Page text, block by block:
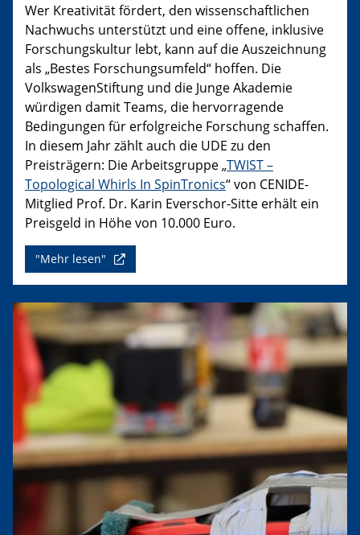
Wer Kreativität fördert, den wissenschaftlichen
Nachwuchs unterstützt und eine offene, inklusive
Forschungskultur lebt, kann auf die Auszeichnung
als „Bestes Forschungsumfeld“ hoffen. Die
VolkswagenStiftung und die Junge Akademie
würdigen damit Teams, die hervorragende
Bedingungen für erfolgreiche Forschung schaffen.
In diesem Jahr zählt auch die UDE zu den
Preisträgern: Die Arbeitsgruppe „TWIST –
Topological Whirls In SpinTronics“ von CENIDE-
Mitglied Prof. Dr. Karin Everschor-Sitte erhält ein
Preisgeld in Höhe von 10.000 Euro.
"Mehr lesen"